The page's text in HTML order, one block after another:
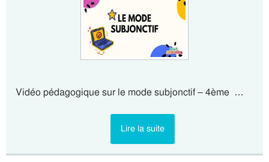
Vidéo pédagogique sur le mode subjonctif – 4ème …
Lire la suite